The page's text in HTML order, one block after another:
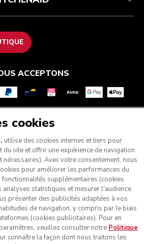
ACCEPTONS
SUIVEZ-NOUS
droits réservés. KitchenAid et la
cookies
utilise des cookies internes et tiers pour
du site et offrir une expérience de navigation
Avec votre consentement, nous
pour améliorer les performances du
supplémentaires (cookies
statistiques et mesurer l'audience
présenter des publicités adaptées à vos
de navigation, y compris par le biais
(cookies publicitaires). Pour en
veuillez consulter notre Politique
connaître la façon dont nous traitons les